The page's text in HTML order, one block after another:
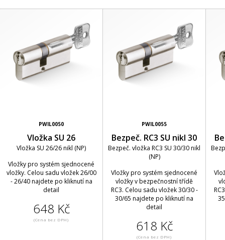
PWIL0050
Vložka SU 26
Vložka SU 26/26 nikl (NP)
Vložky pro systém sjednocené
vložky. Celou sadu vložek 26/00
- 26/40 najdete po kliknutí na
detail
648 Kč
(Cena bez DPH)
PWIL0055
Bezpeč. RC3 SU nikl 30
Bezpeč. vložka RC3 SU 30/30 nikl
(NP)
Vložky pro systém sjednocené
vložky v bezpečnostní třídě
RC3. Celou sadu vložek 30/30 -
30/65 najdete po kliknutí na
detail
618 Kč
(Cena bez DPH)